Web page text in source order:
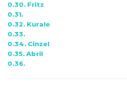
Fritz
Kurale
Cinzel
Abril